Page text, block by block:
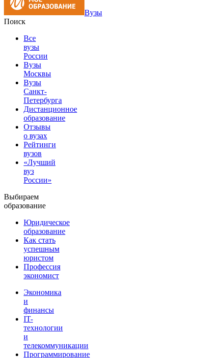
Вузы
Поиск
Все
вузы
России
Вузы
Москвы
Вузы
Санкт-
Петербурга
Дистанционное
образование
Отзывы
о вузах
Рейтинги
вузов
«Лучший
вуз
России»
Выбираем
образование
Юридическое
образование
Как стать
успешным
юристом
Профессия
экономист
Экономика
и
финансы
IT-
технологии
и
телекоммуникации
Программирование